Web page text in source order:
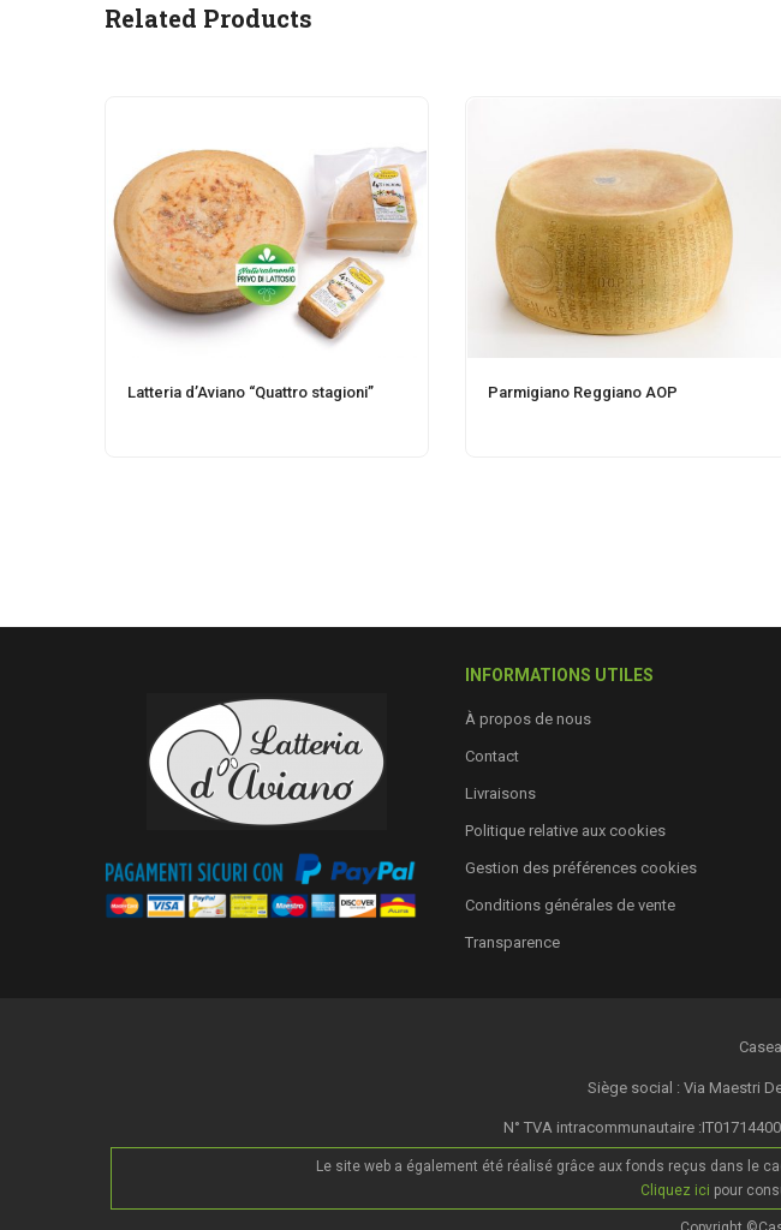
Related Products
Latteria d’Aviano “Quattro stagioni” Parmigiano Reggiano AOP
INFORMATIONS UTILES
À propos de nous
Contact
Livraisons
Politique relative aux cookies
Gestion des préférences cookies
Conditions générales de vente
Transparence
Siège social : Via Maestri
N° TVA intracommunautaire
Le site web a également été réalisé grâce aux fonds reçus dans le
Cliquez ici pour